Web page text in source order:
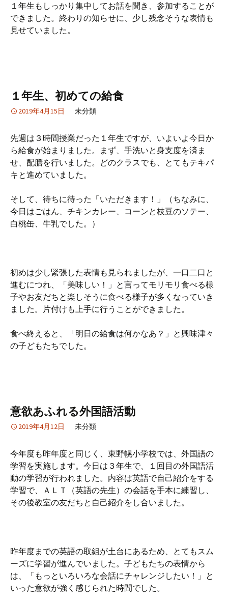
１年生もしっかり集中してお話を聞き、参加することが
できました。終わりの知らせに、少し残念そうな表情も
見せていました。
１年生、初めての給食
2019年4月15日 未分類
先週は３時間授業だった１年生ですが、いよいよ今日か
ら給食が始まりました。まず、手洗いと身支度を済ま
せ、配膳を行いました。どのクラスでも、とてもテキパ
キと進めていました。
そして、待ちに待った「いただきます！」（ちなみに、
今日はごはん、チキンカレー、コーンと枝豆のソテー、
白桃缶、牛乳でした。）
初めは少し緊張した表情も見られましたが、一口二口と
進むにつれ、「美味しい！」と言ってモリモリ食べる様
子やお友だちと楽しそうに食べる様子が多くなっていき
ました。片付けも上手に行うことができました。
食べ終えると、「明日の給食は何かなあ？」と興味津々
の子どもたちでした。
意欲あふれる外国語活動
2019年4月12日 未分類
今年度も昨年度と同じく、東野幌小学校では、外国語の
学習を実施します。今日は３年生で、１回目の外国語活
動の学習が行われました。内容は英語で自己紹介をする
学習で、ＡＬＴ（英語の先生）の会話を手本に練習し、
その後教室の友だちと自己紹介をし合いました。
昨年度までの英語の取組が土台にあるため、とてもスム
ーズに学習が進んでいました。子どもたちの表情から
は、「もっといろいろな会話にチャレンジしたい！」と
いった意欲が強く感じられた時間でした。